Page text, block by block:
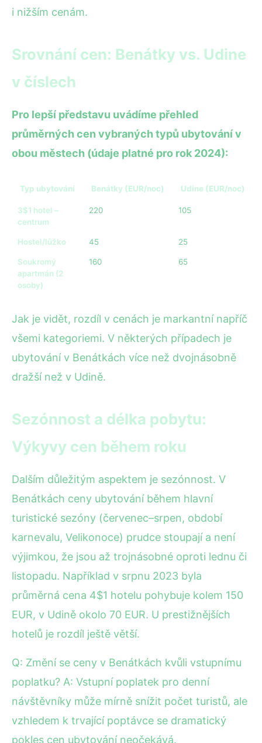
i nižším cenám.
Srovnání cen: Benátky vs. Udine
v číslech
Pro lepší představu uvádíme přehled
průměrných cen vybraných typů ubytování v
obou městech (údaje platné pro rok 2024):
Typ ubytování Benátky (EUR/noc) Udine (EUR/noc)
3$1 hotel –
centrum
220 105
Hostel/lůžko 45 25
Soukromý
apartmán (2
osoby)
160 65
Jak je vidět, rozdíl v cenách je markantní napříč
všemi kategoriemi. V některých případech je
ubytování v Benátkách více než dvojnásobně
dražší než v Udině.
Sezónnost a délka pobytu:
Výkyvy cen během roku
Dalším důležitým aspektem je sezónnost. V
Benátkách ceny ubytování během hlavní
turistické sezóny (červenec–srpen, období
karnevalu, Velikonoce) prudce stoupají a není
výjimkou, že jsou až trojnásobné oproti lednu či
listopadu. Například v srpnu 2023 byla
průměrná cena 4$1 hotelu pohybuje kolem 150
EUR, v Udině okolo 70 EUR. U prestižnějších
hotelů je rozdíl ještě větší.
Q: Změní se ceny v Benátkách kvůli vstupnímu
poplatku? A: Vstupní poplatek pro denní
návštěvníky může mírně snížit počet turistů, ale
vzhledem k trvající poptávce se dramatický
pokles cen ubytování neočekává.